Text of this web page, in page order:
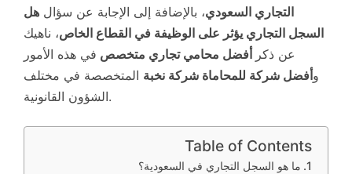
التجاري السعودي، بالإضافة إلى الإجابة عن سؤال هل
السجل التجاري يؤثر على الوظيفة في القطاع الخاص، ناهيك
عن ذكر أفضل محامي تجاري متخصص في هذه الأمور
وأفضل شركة للمحاماة شركة نخبة المتخصصة في مختلف
الشؤون القانونية.
Table of Contents
ما هو السجل التجاري في السعودية؟